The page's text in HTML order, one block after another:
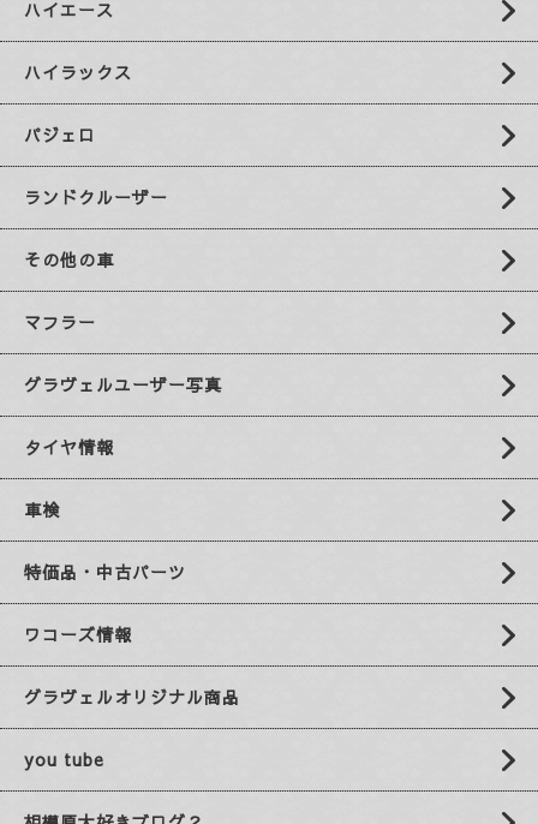
ハイエース
ハイラックス
パジェロ
ランドクルーザー
その他の車
マフラー
グラヴェルユーザー写真
タイヤ情報
車検
特価品・中古パーツ
ワコーズ情報
グラヴェルオリジナル商品
you tube